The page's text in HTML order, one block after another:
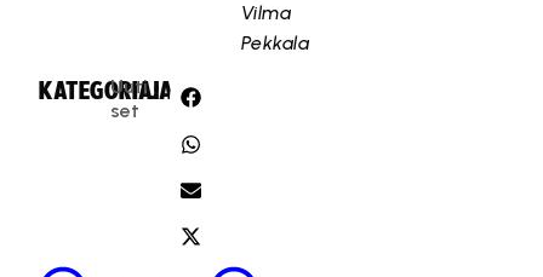
Vilma
Pekkala
KATEGORIA:
Uuti
set
JAA: